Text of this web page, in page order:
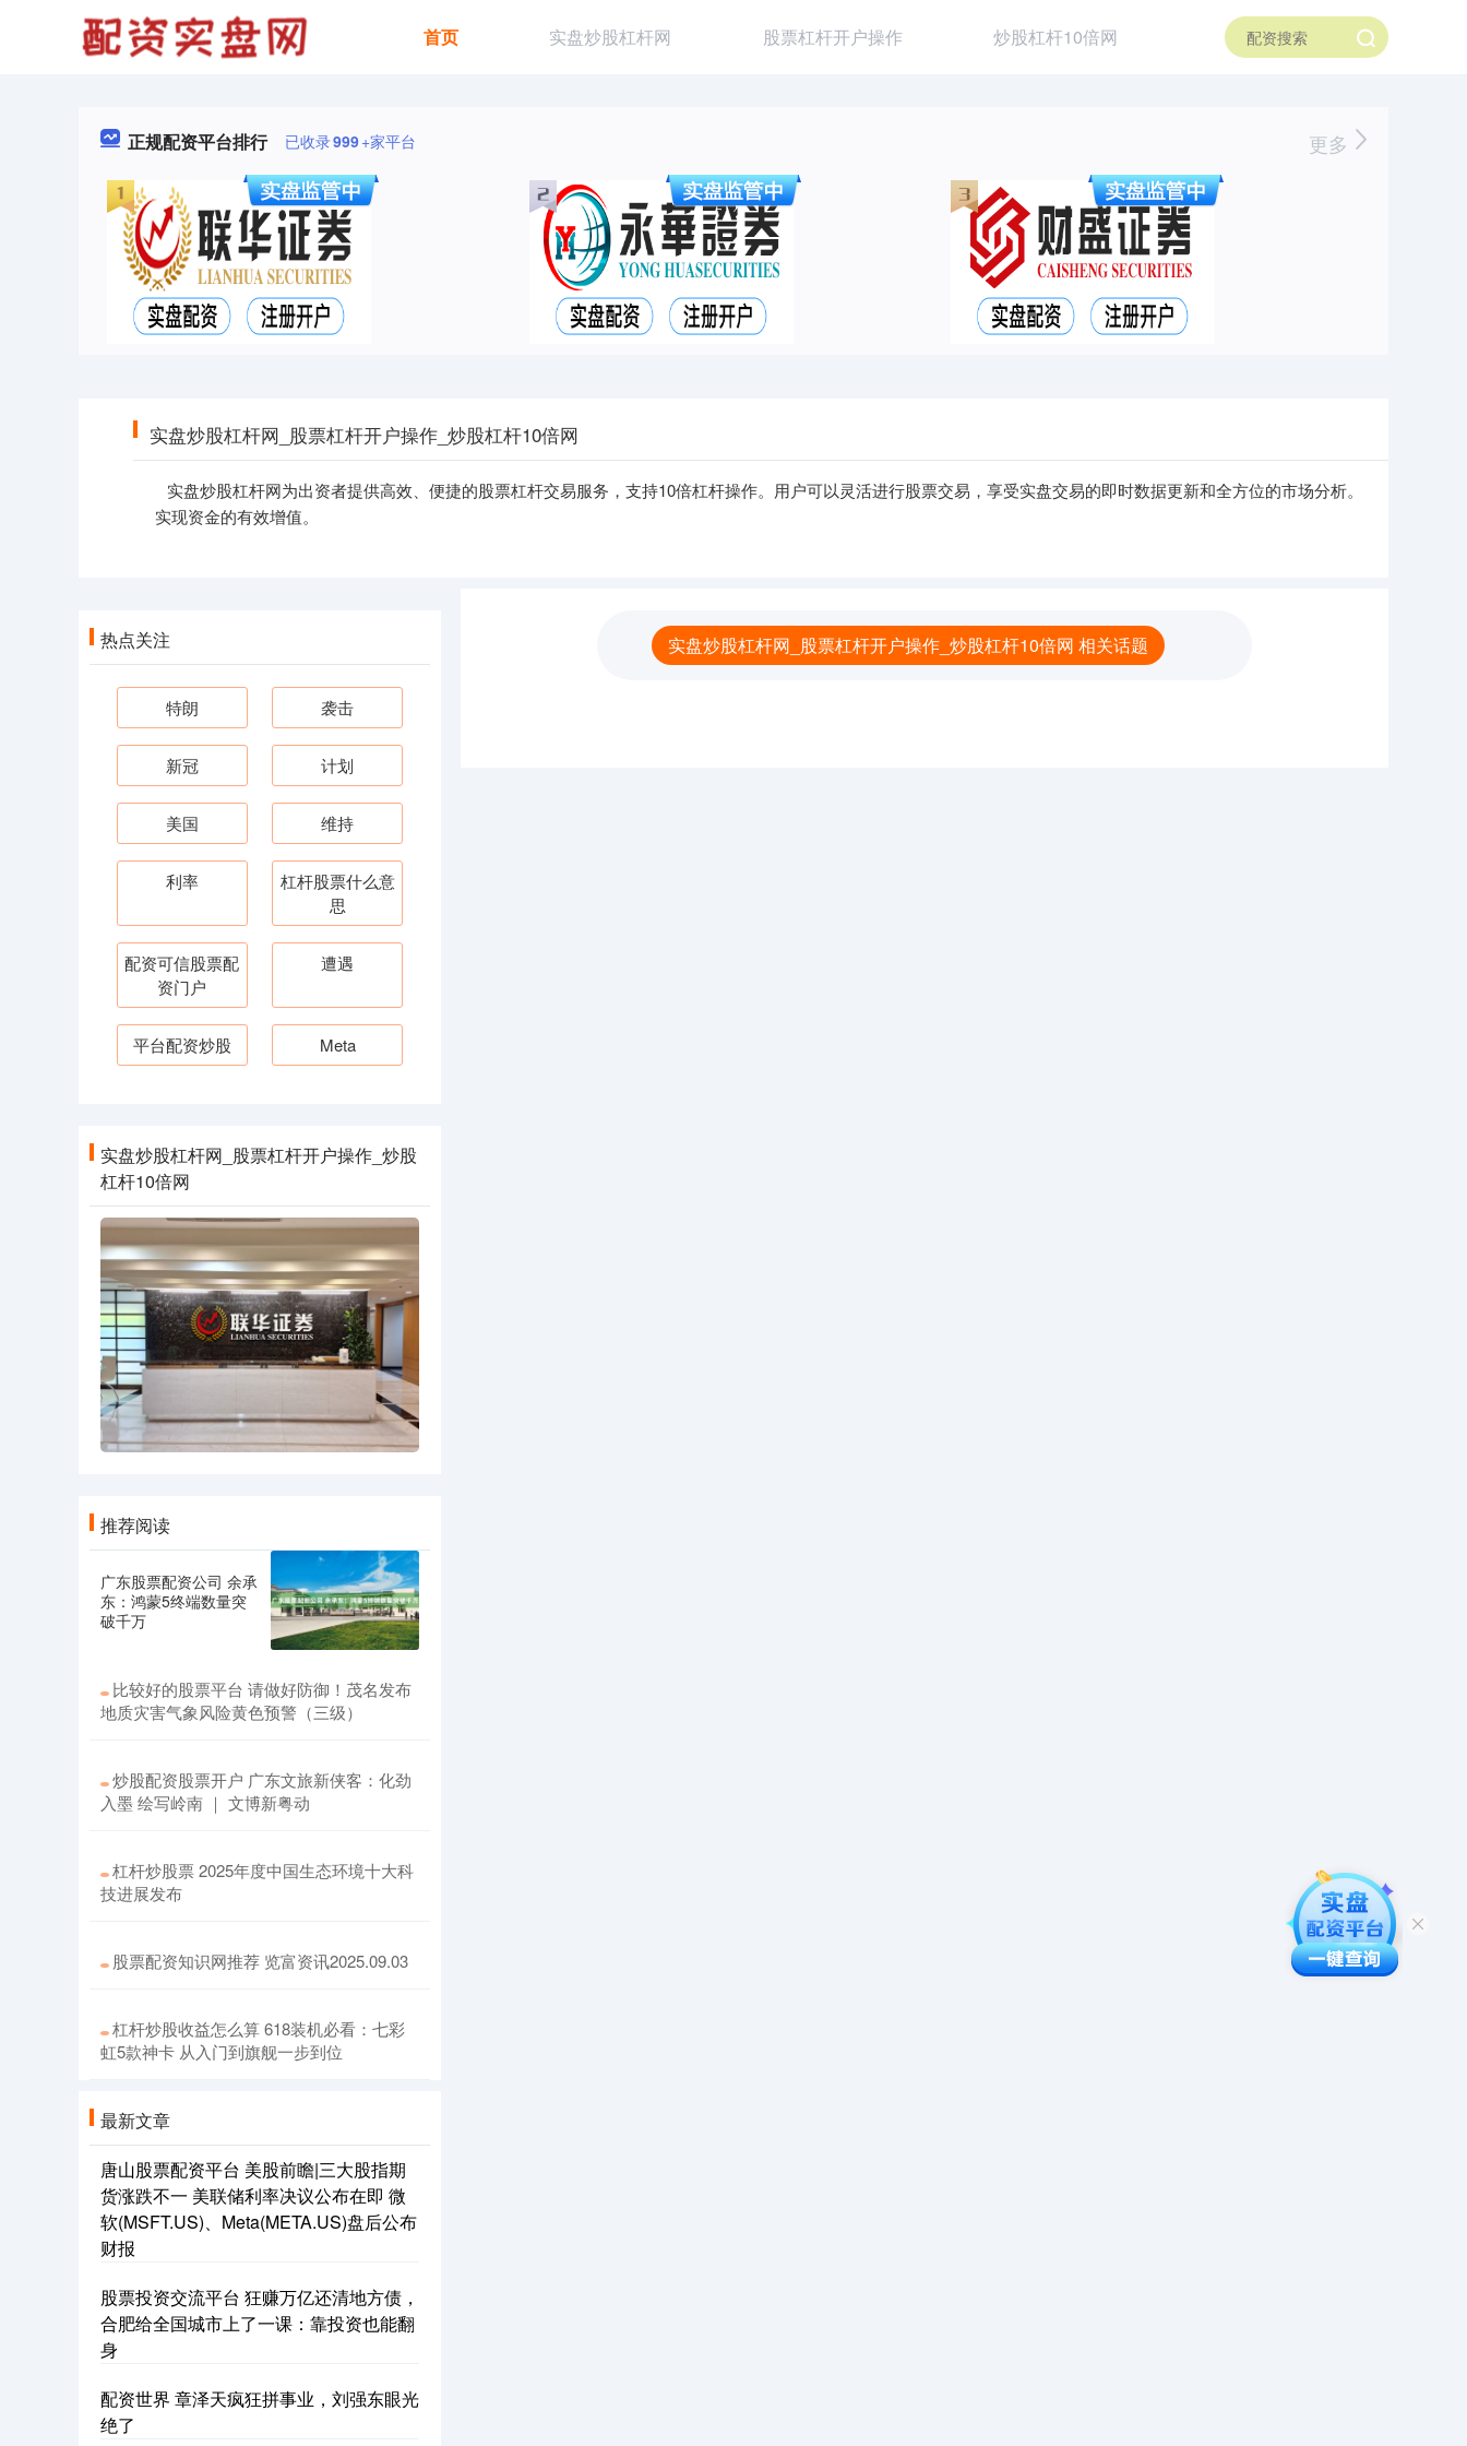
首页 实盘炒股杠杆网 股票杠杆开户操作 炒股杠杆10倍网
正规配资平台排行 已收录999+家平台 更多
实盘炒股杠杆网_股票杠杆开户操作_炒股杠杆10倍网
实盘炒股杠杆网为出资者提供高效、便捷的股票杠杆交易服务，支持10倍杠杆操作。用户可以灵活进行股票交易，享受实盘交易的即时数据更新和全方位的市场分析。
实现资金的有效增值。
实盘炒股杠杆网_股票杠杆开户操作_炒股杠杆10倍网 相关话题
热点关注
特朗 袭击
新冠 计划
美国 维持
利率
杠杆股票什么意
思
配资可信股票配
资门户
遭遇
平台配资炒股 Meta
实盘炒股杠杆网_股票杠杆开户操作_炒股
杠杆10倍网
推荐阅读
广东股票配资公司 余承
东：鸿蒙5终端数量突
破千万
比较好的股票平台 请做好防御！茂名发布
地质灾害气象风险黄色预警（三级）
炒股配资股票开户 广东文旅新侠客：化劲
入墨 绘写岭南 ｜ 文博新粤动
杠杆炒股票 2025年度中国生态环境十大科
技进展发布
股票配资知识网推荐 览富资讯2025.09.03
杠杆炒股收益怎么算 618装机必看：七彩
虹5款神卡 从入门到旗舰一步到位
最新文章
唐山股票配资平台 美股前瞻|三大股指期
货涨跌不一 美联储利率决议公布在即 微
软(MSFT.US)、Meta(META.US)盘后公布
财报
股票投资交流平台 狂赚万亿还清地方债，
合肥给全国城市上了一课：靠投资也能翻
身
配资世界 章泽天疯狂拼事业，刘强东眼光
绝了